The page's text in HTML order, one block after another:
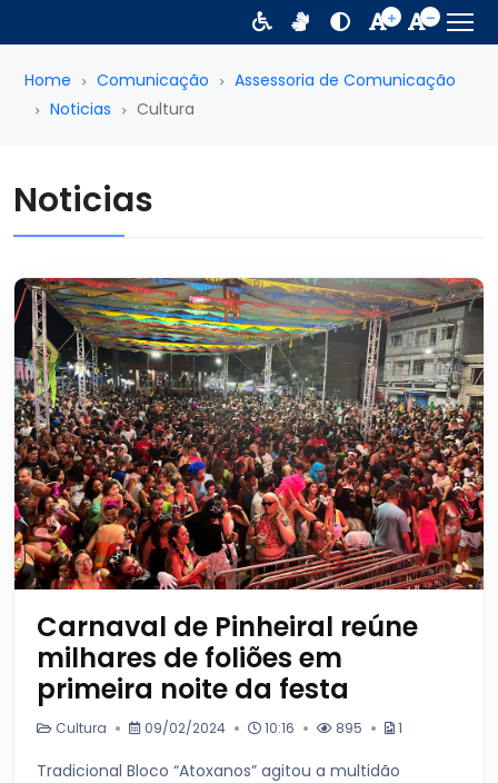
Home Comunicação
Assessoria de Comunicação
Noticias
Cultura
Noticias
Carnaval de Pinheiral reúne
milhares de foliões em
primeira noite da festa
Cultura 09/02/2024 10:16 895 1
Tradicional Bloco “Atoxanos” agitou a multidão